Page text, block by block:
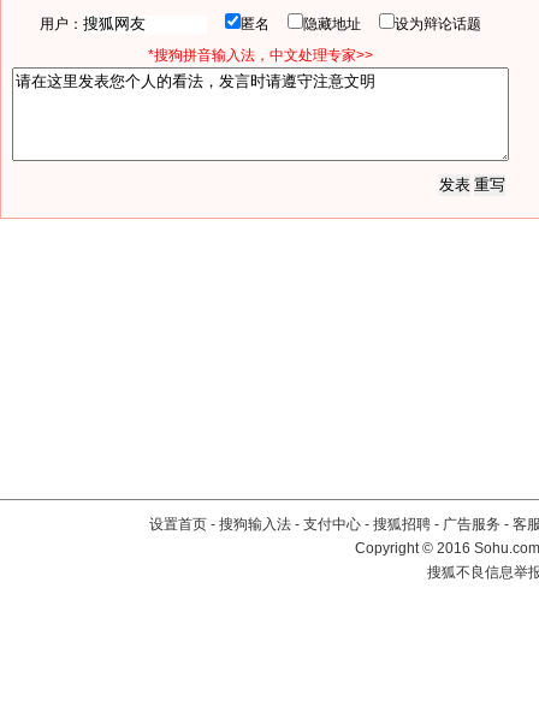
用户： 匿名 隐藏地址
设为辩论话题
*搜狗拼音输入法，中文处理专家>>
设置首页 - 搜狗输入法 - 支付中心 - 搜狐招聘 - 广告服务 - 客
Copyright©2016
搜狐不良信息举